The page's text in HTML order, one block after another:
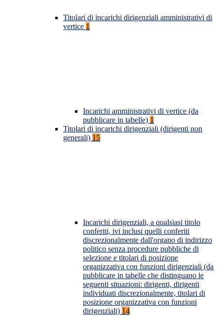
Titolari di incarichi dirigenziali amministrativi di
vertice 1
Incarichi amministrativi di vertice (da
pubblicare in tabelle) 1
Titolari di incarichi dirigenziali (dirigenti non
generali) 15
Incarichi dirigenziali, a qualsiasi titolo
conferiti, ivi inclusi quelli conferiti
discrezionalmente dall'organo di indirizzo
politico senza procedure pubbliche di
selezione e titolari di posizione
organizzativa con funzioni dirigenziali (da
pubblicare in tabelle che distinguano le
seguenti situazioni: dirigenti, dirigenti
individuati discrezionalmente, titolari di
posizione organizzativa con funzioni
dirigenziali) 14